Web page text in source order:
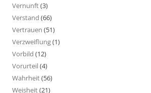
Vernunft(3)
Verstand (66)
Vertrauen (51)
Verzweiflung(1)
Vorbild (12)
Vorurteil(4)
Wahrheit(56)
Weisheit(21)